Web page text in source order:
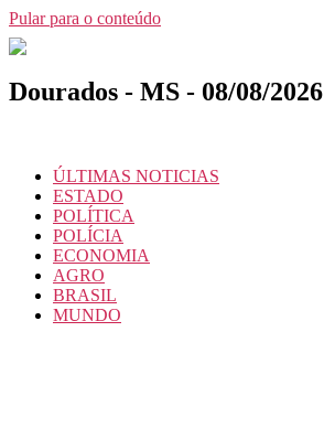
Pular para o conteúdo
Dourados - MS - 08/08/2026
ÚLTIMAS NOTICIAS
ESTADO
POLÍTICA
POLÍCIA
ECONOMIA
AGRO
BRASIL
MUNDO